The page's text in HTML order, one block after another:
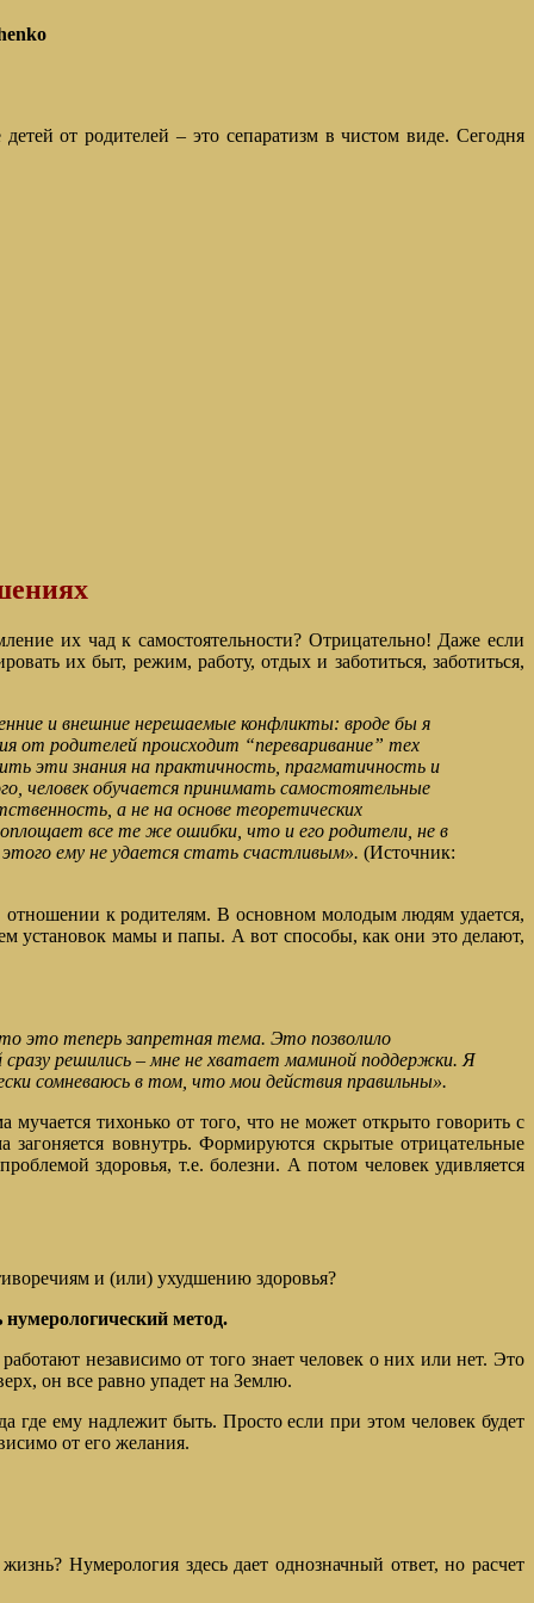
от родителей – это сепаратизм в чистом виде. Сегодня
их чад к самостоятельности? Отрицательно! Даже если
их быт, режим, работу, отдых и заботиться, заботиться,
и внешние нерешаемые конфликты: вроде бы я
от родителей происходит “переваривание” тех
эти знания на практичность, прагматичность и
человек обучается принимать самостоятельные
а не на основе теоретических
все те же ошибки, что и его родители, не в
ему не удается стать счастливым». (Источник:
отношении к родителям. В основном молодым людям удается,
установок мамы и папы. А вот способы, как они это делают,
это теперь запретная тема. Это позволило
решились – мне не хватает маминой поддержки. Я
сомневаюсь в том, что мои действия правильны».
тихонько от того, что не может открыто говорить с
вовнутрь. Формируются скрытые отрицательные
здоровья, т.е. болезни. А потом человек удивляется
и (или) ухудшению здоровья?
метод.
независимо от того знает человек о них или нет. Это
он все равно упадет на Землю.
где ему надлежит быть. Просто если при этом человек будет
от его желания.
Нумерология здесь дает однозначный ответ, но расчет